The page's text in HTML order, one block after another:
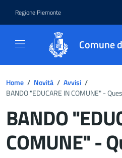
Regione Piemonte
Comune
Home / Novità / Avvisi /
BANDO "EDUCARE IN COMUNE" -
BANDO
COMUNE" -